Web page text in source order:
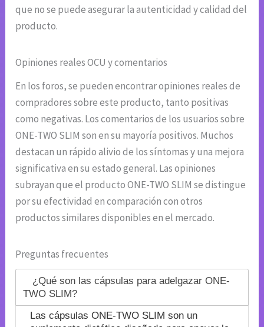
que no se puede asegurar la autenticidad y calidad del
producto.
Opiniones reales OCU y comentarios
En los foros, se pueden encontrar opiniones reales de
compradores sobre este producto, tanto positivas
como negativas. Los comentarios de los usuarios sobre
ONE-TWO SLIM son en su mayoría positivos. Muchos
destacan un rápido alivio de los síntomas y una mejora
significativa en su estado general. Las opiniones
subrayan que el producto ONE-TWO SLIM se distingue
por su efectividad en comparación con otros
productos similares disponibles en el mercado.
Preguntas frecuentes
¿Qué son las cápsulas para adelgazar ONE-
TWO SLIM?
Las cápsulas ONE-TWO SLIM son un